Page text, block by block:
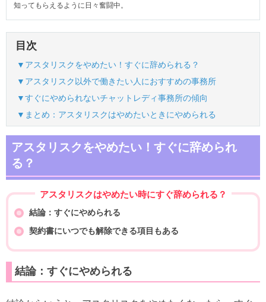
知ってもらえるように日々奮闘中。
目次
▼アスタリスクをやめたい！すぐに辞められる？
▼アスタリスク以外で働きたい人におすすめの事務所
▼すぐにやめられないチャットレディ事務所の傾向
▼まとめ：アスタリスクはやめたいときにやめられる
アスタリスクをやめたい！すぐに辞められ
る？
アスタリスクはやめたい時にすぐ辞められる？
結論：すぐにやめられる
契約書にいつでも解除できる項目もある
結論：すぐにやめられる